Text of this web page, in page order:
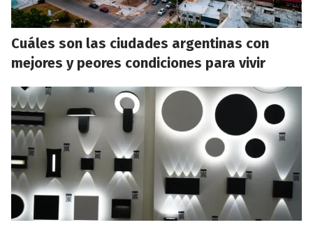
Cuáles son las ciudades argentinas con
mejores y peores condiciones para vivir